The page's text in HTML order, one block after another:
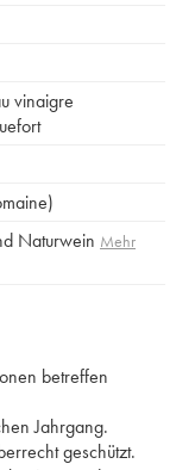
vinaigre
Naturwein Mehr
betreffen
Jahrgang.
geschützt.